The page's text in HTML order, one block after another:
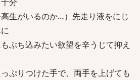
生がいるのか…）先走り液をにじ
ぶち込みたい欲望を辛うじて抑え
ぷりつけた手で、両手を上げても